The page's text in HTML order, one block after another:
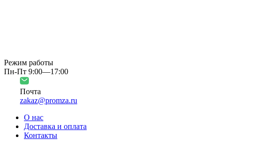
Режим работы
Пн-Пт 9:00—17:00
Почта
zakaz@promza.ru
О нас
Доставка и оплата
Контакты